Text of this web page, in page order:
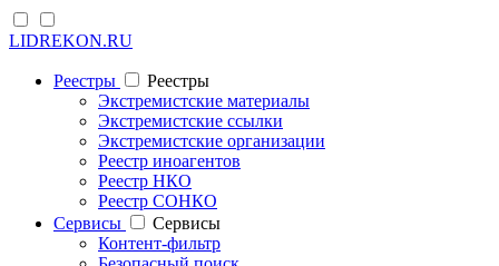
LIDREKON.RU
Реестры
Реестры
Экстремистские материалы
Экстремистские ссылки
Экстремистские организации
Реестр иноагентов
Реестр НКО
Реестр СОНКО
Cервисы
Cервисы
Контент-фильтр